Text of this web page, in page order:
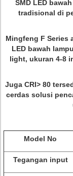
SMD LED
tradisional di
Mingfeng F Series
LED bawah
light, ukuran 4-8
Juga CRI> 80
cerdas solusi
Model No
Tegangan input